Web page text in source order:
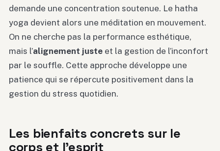
demande une concentration soutenue. Le hatha
yoga devient alors une méditation en mouvement.
On ne cherche pas la performance esthétique,
mais l’alignement juste et la gestion de l’inconfort
par le souffle. Cette approche développe une
patience qui se répercute positivement dans la
gestion du stress quotidien.
Les bienfaits concrets sur le
corps et l’esprit